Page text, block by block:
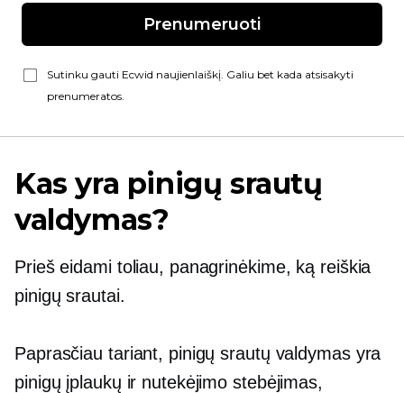
Prenumeruoti
Sutinku gauti Ecwid naujienlaiškį. Galiu bet kada atsisakyti
prenumeratos.
Kas yra pinigų srautų
valdymas?
Prieš eidami toliau, panagrinėkime, ką reiškia
pinigų srautai.
Paprasčiau tariant, pinigų srautų valdymas yra
pinigų įplaukų ir nutekėjimo stebėjimas,